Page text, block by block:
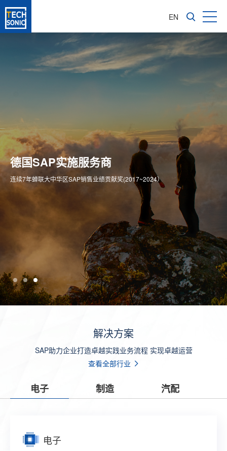
EN
成长型企业软件咨询服务商
为企业信息化转型提供全价值链ERP解决方案
亚太区1600多家成功实施客户
专注成长型企业ERP整体方案供应商
德国SAP实施服务商
连续7年蝉联大中华区SAP销售业绩贡献奖(2017~2024）
解决方案
SAP助力企业打造卓越实践业务流程 实现卓越运营
查看全部行业
电子 制造 汽配
电子
制造
汽配
零售
贸易